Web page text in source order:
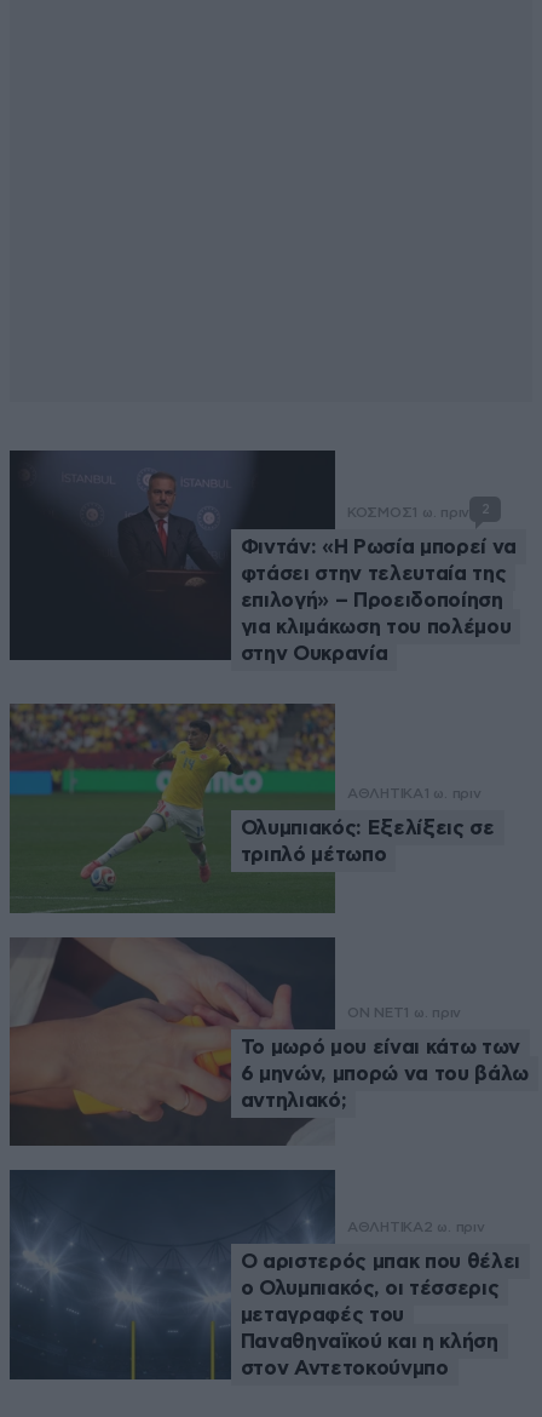
ΚΟΣΜΟΣ 1 ω. πριν 2
Φιντάν: «Η Ρωσία μπορεί να
φτάσει στην τελευταία της
επιλογή» – Προειδοποίηση
για κλιμάκωση του πολέμου
στην Ουκρανία
ΑΘΛΗΤΙΚΑ 1 ω. πριν
Ολυμπιακός: Εξελίξεις σε
τριπλό μέτωπο
ON NET 1 ω. πριν
Το μωρό μου είναι κάτω των
6 μηνών, μπορώ να του βάλω
αντηλιακό;
ΑΘΛΗΤΙΚΑ2 ω. πριν
Ο αριστερός μπακ που θέλει
ο Ολυμπιακός, οι τέσσερις
μεταγραφές του
Παναθηναϊκού και η κλήση
στον Αντετοκούνμπο